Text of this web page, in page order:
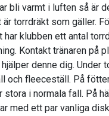
bli varmt i luften så är
torrdräkt som gäller.
har klubben ett antal
Kontakt tränaren på
denne dig. Under
och fleeceställ. På
stora i normala fall. På
med ett par vanliga